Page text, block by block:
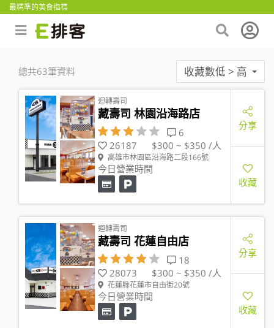
最精準的美食指標
總共63筆資料 收藏數低 > 高
迴轉壽司
藏壽司 林園沿海路店
6
26187
$300 ~ $350 /人
高雄市林園區沿海路二段166號
今日營業時間
分享
收藏
迴轉壽司
藏壽司 花蓮自由店
18
28073
$300 ~ $350 /人
花蓮縣花蓮市自由街20號
今日營業時間
分享
收藏